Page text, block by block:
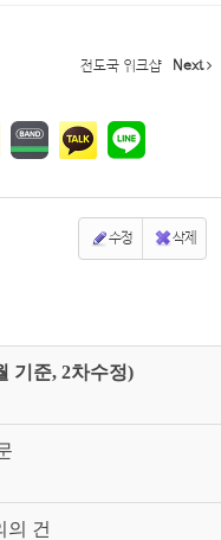
전도국 워크샵 Next
수정 삭제
기준, 2차수정)
의 건